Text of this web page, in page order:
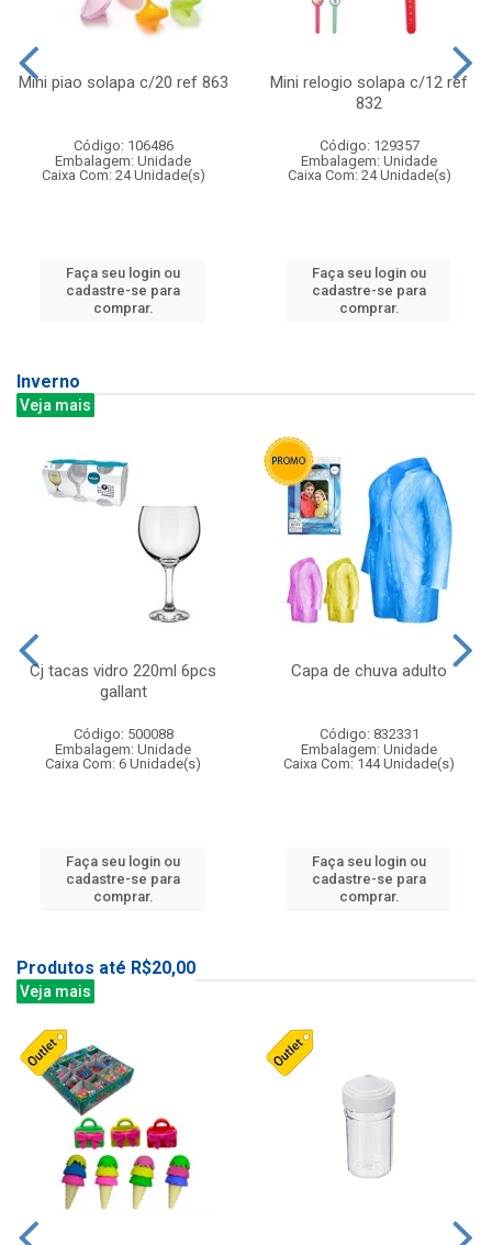
Mini piao solapa c/20 ref 863
Código: 106486
Embalagem: Unidade
Caixa Com: 24 Unidade(s)
Faça seu login ou
cadastre-se para
comprar.
Mini relogio solapa c/12 ref
832
Código: 129357
Embalagem: Unidade
Caixa Com: 24 Unidade(s)
Faça seu login ou
cadastre-se para
comprar.
Inverno
Veja mais
Cj tacas vidro 220ml 6pcs
gallant
Código: 500088
Embalagem: Unidade
Caixa Com: 6 Unidade(s)
Faça seu login ou
cadastre-se para
comprar.
Capa de chuva adulto
Código: 832331
Embalagem: Unidade
Caixa Com: 144 Unidade(s)
Faça seu login ou
cadastre-se para
comprar.
Produtos até R$20,00
Veja mais